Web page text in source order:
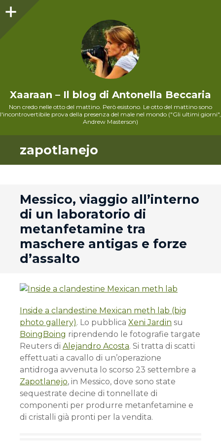
Xaaraan – Il blog di Antonella Beccaria
Non credo nelle otto del mattino. Però esistono. Le otto del mattino sono
l'incontrovertibile prova della presenza del male nel mondo ("Gli ultimi giorni",
Andrew Masterson)
zapotlanejo
Messico, viaggio all’interno
di un laboratorio di
metanfetamine tra
maschere antigas e forze
d’assalto
Inside a clandestine Mexican meth lab (big
photo gallery). Lo pubblica Xeni Jardin su
BoingBoing riprendendo le fotografie targate
Reuters di Alejandro Acosta. Si tratta di scatti
effettuati a cavallo di un’operazione
antidroga avvenuta lo scorso 23 settembre a
Zapotlanejo, in Messico, dove sono state
sequestrate decine di tonnellate di
componenti per produrre metanfetamine e
di cristalli già pronti per la vendita.